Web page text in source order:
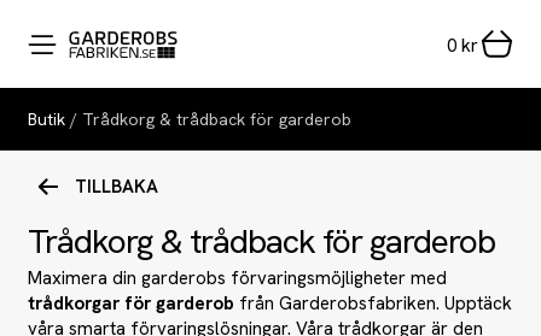
0 kr
Butik / Trådkorg & trådback för garderob
TILLBAKA
Trådkorg & trådback för garderob
Maximera din garderobs förvaringsmöjligheter med
trådkorgar för garderob från Garderobsfabriken. Upptäck
våra smarta förvaringslösningar. Våra trådkorgar är den